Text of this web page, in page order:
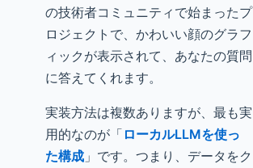
の技術者コミュニティで始まったプ
ロジェクトで、かわいい顔のグラフ
ィックが表示されて、あなたの質問
に答えてくれます。
実装方法は複数ありますが、最も実
用的なのが「 ローカルLLMを使っ
た構成 」です。つまり、データをク